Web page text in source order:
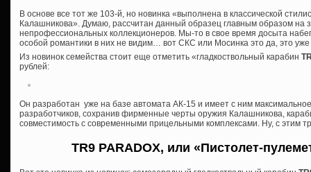
В основе все тот же 103-й, но новинка «выполнена в классической
Калашникова». Думаю, рассчитан данный образец главным образом на
непрофессиональных коллекционеров. Мы-то в свое время досыта
особой романтики в них не видим… вот СКС или Мосинка это да, это уже
Из новинок семейства стоит еще отметить «гладкоствольный карабин
рублей:
Он разработан уже на базе автомата АК-15 и имеет с ним
разработчиков, сохранив фирменные черты оружия Калашникова,
совместимость с современными прицельными комплексами. Ну, с этим
TR9 PARADOX, или «Пистолет-